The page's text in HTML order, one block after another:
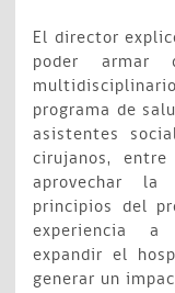
El director
poder armar
programa de
asistentes
cirujanos,
aprovechar
principios del
experiencia a
expandir el
generar un